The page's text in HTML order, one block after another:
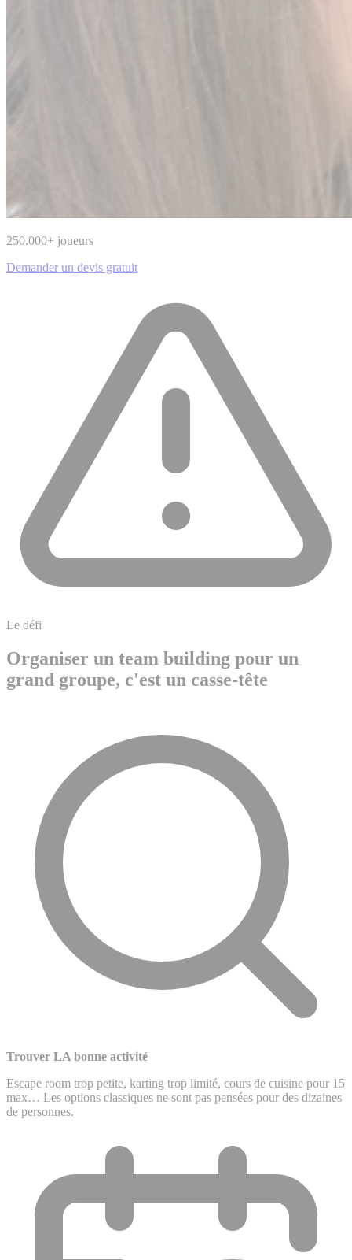
250.000+ joueurs
Demander un devis gratuit
Le défi
Organiser un team building pour un
grand groupe, c'est un casse-tête
Trouver LA bonne activité
Escape room trop petite, karting trop limité, cours de cuisine pour 15
max… Les options classiques ne sont pas pensées pour des dizaines
de personnes.